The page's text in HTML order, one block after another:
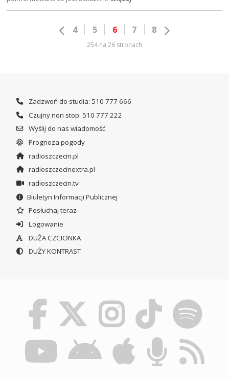
4 5 6 7 8
254 na 26 stronach
Zadzwoń do studia: 510 777 666
Czujny non stop: 510 777 222
Wyślij do nas wiadomość
Prognoza pogody
radioszczecin.pl
radioszczecinextra.pl
radioszczecin.tv
Biuletyn Informacji Publicznej
Posłuchaj teraz
Logowanie
DUŻA CZCIONKA
DUŻY KONTRAST